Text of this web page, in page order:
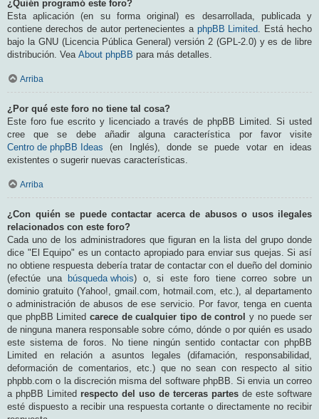
¿Quién programó este foro?
Esta aplicación (en su forma original) es desarrollada, publicada y
contiene derechos de autor pertenecientes a phpBB Limited. Está hecho
bajo la GNU (Licencia Pública General) versión 2 (GPL-2.0) y es de libre
distribución. Vea About phpBB para más detalles.
Arriba
¿Por qué este foro no tiene tal cosa?
Este foro fue escrito y licenciado a través de phpBB Limited. Si usted
cree que se debe añadir alguna característica por favor visite
Centro de phpBB Ideas (en Inglés), donde se puede votar en ideas
existentes o sugerir nuevas características.
Arriba
¿Con quién se puede contactar acerca de abusos o usos ilegales
relacionados con este foro?
Cada uno de los administradores que figuran en la lista del grupo donde
dice "El Equipo" es un contacto apropiado para enviar sus quejas. Si así
no obtiene respuesta debería tratar de contactar con el dueño del dominio
(efectúe una
búsqueda whois) o, si este foro tiene correo sobre un
dominio gratuito (Yahoo!, gmail.com, hotmail.com, etc.), al departamento
o administración de abusos de ese servicio. Por favor, tenga en cuenta
que phpBB Limited carece de cualquier tipo de control y no puede ser
de ninguna manera responsable sobre cómo, dónde o por quién es usado
este sistema de foros. No tiene ningún sentido contactar con phpBB
Limited en relación a asuntos legales (difamación, responsabilidad,
deformación de comentarios, etc.) que no sean con respecto al sitio
phpbb.com o la discreción misma del software phpBB. Si envia un correo
a phpBB Limited respecto del uso de terceras partes de este software
esté dispuesto a recibir una respuesta cortante o directamente no recibir